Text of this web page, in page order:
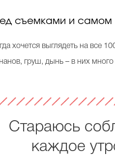
съемками и
хочется выглядеть на все
груш, дынь – в них много
Стараюсь
каждое